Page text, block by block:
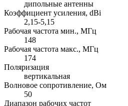
дипольные антенны
Коэффициент усиления, dBi
2,15-5,15
Рабочая частота мин., МГц
148
Рабочая частота макс., МГц
174
Поляризация
вертикальная
Волновое сопротивление, Ом
50
Диапазон рабочих частот